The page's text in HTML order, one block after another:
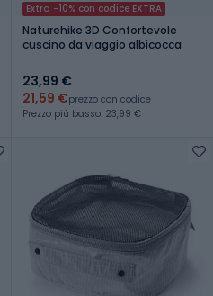
Extra -10% con codice EXTRA
Naturehike 3D Confortevole
cuscino da viaggio albicocca
23,99 €
21,59 €prezzo con codice
Prezzo più basso: 23,99 €